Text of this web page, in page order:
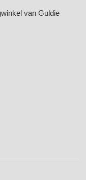
van Guldie